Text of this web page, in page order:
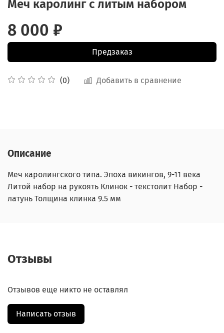
Меч каролинг с литым набором
(0) Добавить в сравнение
8 000 ₽
Предзаказ
Описание
Меч каролингского типа. Эпоха викингов, 9-11 века
Литой набор на рукоять Клинок - текстолит Набор -
латунь Толщина клинка 9.5 мм
Отзывы
Отзывов еще никто не оставлял
Написать отзыв